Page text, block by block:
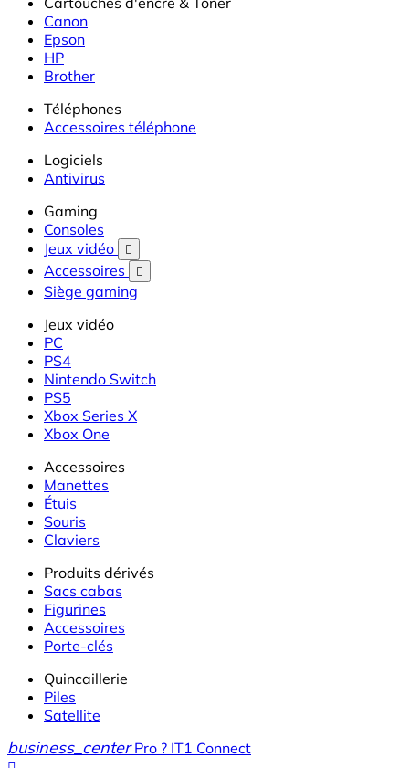
Canon
Epson
HP
Brother
Téléphones
Accessoires téléphone
Logiciels
Antivirus
Gaming
Consoles
Jeux vidéo

Accessoires 
Siège gaming
Jeux vidéo
PC
PS4
Nintendo Switch
PS5
Xbox Series X
Xbox One
Accessoires
Manettes
Étuis
Souris
Claviers
Produits dérivés
Sacs cabas
Figurines
Accessoires
Porte-clés
Quincaillerie
Piles
Satellite
business_center Pro ? IT1 Connect